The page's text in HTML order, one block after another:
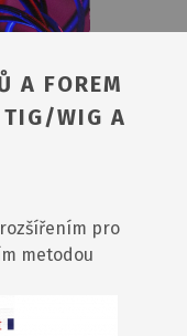
A FOREM
TIG/WIG A
pro
metodou